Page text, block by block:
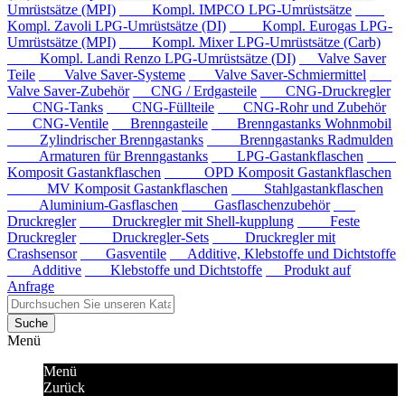
Umrüstsätze (MPI)
Kompl. IMPCO LPG-Umrüstsätze
Kompl. Zavoli LPG-Umrüstsätze (DI)
Kompl. Eurogas LPG-
Umrüstsätze (MPI)
Kompl. Mixer LPG-Umrüstsätze (Carb)
Kompl. Landi Renzo LPG-Umrüstsätze (DI)
Valve Saver
Teile
Valve Saver-Systeme
Valve Saver-Schmiermittel
Valve Saver-Zubehör
CNG / Erdgasteile
CNG-Druckregler
CNG-Tanks
CNG-Füllteile
CNG-Rohr und Zubehör
CNG-Ventile
Brenngasteile
Brenngastanks Wohnmobil
Zylindrischer Brenngastanks
Brenngastanks Radmulden
Armaturen für Brenngastanks
LPG-Gastankflaschen
Komposit Gastankflaschen
OPD Komposit Gastankflaschen
MV Komposit Gastankflaschen
Stahlgastankflaschen
Aluminium-Gasflaschen
Gasflaschenzubehör
Druckregler
Druckregler mit Shell-kupplung
Feste
Druckregler
Druckregler-Sets
Druckregler mit
Crashsensor
Gasventile
Additive, Klebstoffe und Dichtstoffe
Additive
Klebstoffe und Dichtstoffe
Produkt auf
Anfrage
Suche
Menü
Menü
Zurück